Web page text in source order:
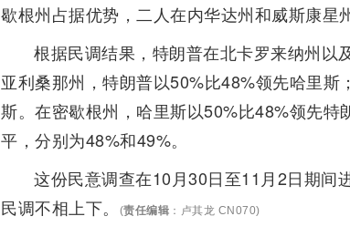
歇根州占据优势，二人在内华达州和威斯康星
根据民调结果，特朗普在北卡罗来纳州以
亚利桑那州，特朗普以50%比48%领先哈里
斯。在密歇根州，哈里斯以50%比48%领先
平，分别为48%和49%。
这份民意调查在10月30日至11月2日期
民调不相上下。
(责任编辑 ：卢其龙 CN070)